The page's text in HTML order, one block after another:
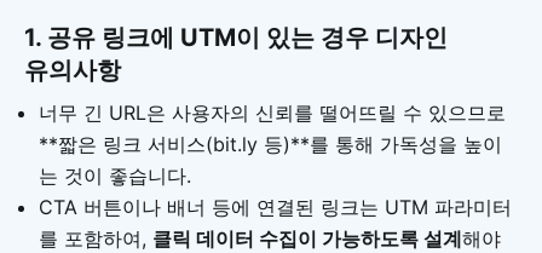
1. 공유 링크에 UTM이 있는 경우 디자인
유의사항
너무 긴 URL은 사용자의 신뢰를 떨어뜨릴 수 있으므로
**짧은 링크 서비스(bit.ly 등)**를 통해 가독성을 높이
는 것이 좋습니다.
CTA 버튼이나 배너 등에 연결된 링크는 UTM 파라미터
를 포함하여, 클릭 데이터 수집이 가능하도록 설계해야